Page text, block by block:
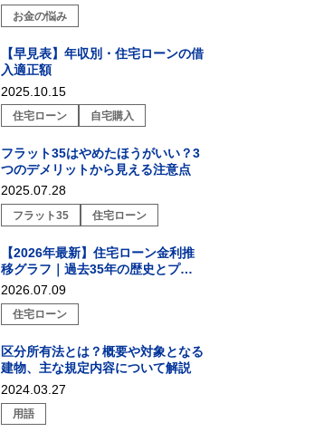
お金の悩み
【早見表】年収別・住宅ローンの借
入適正額
2025.10.15
住宅ローン 自宅購入
フラット35はやめたほうがいい？3
つのデメリットから見える注意点
2025.07.28
フラット35 住宅ローン
【2026年最新】住宅ローン金利推
移グラフ｜過去35年の歴史とプロ
が教える戦略的選び方
2026.07.09
住宅ローン
区分所有法とは？概要や対象となる
建物、主な規定内容について解説
2024.03.27
用語